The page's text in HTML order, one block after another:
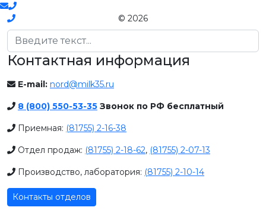
© 2026
Поиск
Контактная информация
E-mail: nord@milk35.ru
8 (800) 550-53-35 Звонок по РФ бесплатный
Приемная: (81755) 2-16-38
Отдел продаж: (81755) 2-18-62, (81755) 2-07-13
Производство, лаборатория: (81755) 2-10-14
Контакты отделов